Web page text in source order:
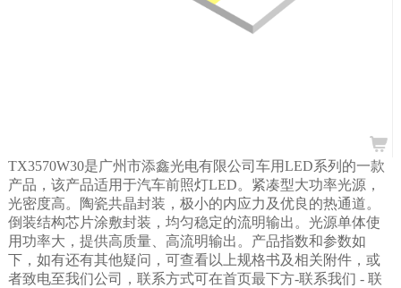
TX3570W30是广州市添鑫光电有限公司车用LED系列的一款
产品，该产品适用于汽车前照灯LED。紧凑型大功率光源，
光密度高。陶瓷共晶封装，极小的内应力及优良的热通道。
倒装结构芯片涂敷封装，均匀稳定的流明输出。光源单体使
用功率大，提供高质量、高流明输出。产品指数和参数如
下，如有还有其他疑问，可查看以上规格书及相关附件，或
者致电至我们公司，联系方式可在首页最下方-联系我们 - 联